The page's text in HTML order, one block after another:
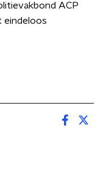
ACP
eindeloos